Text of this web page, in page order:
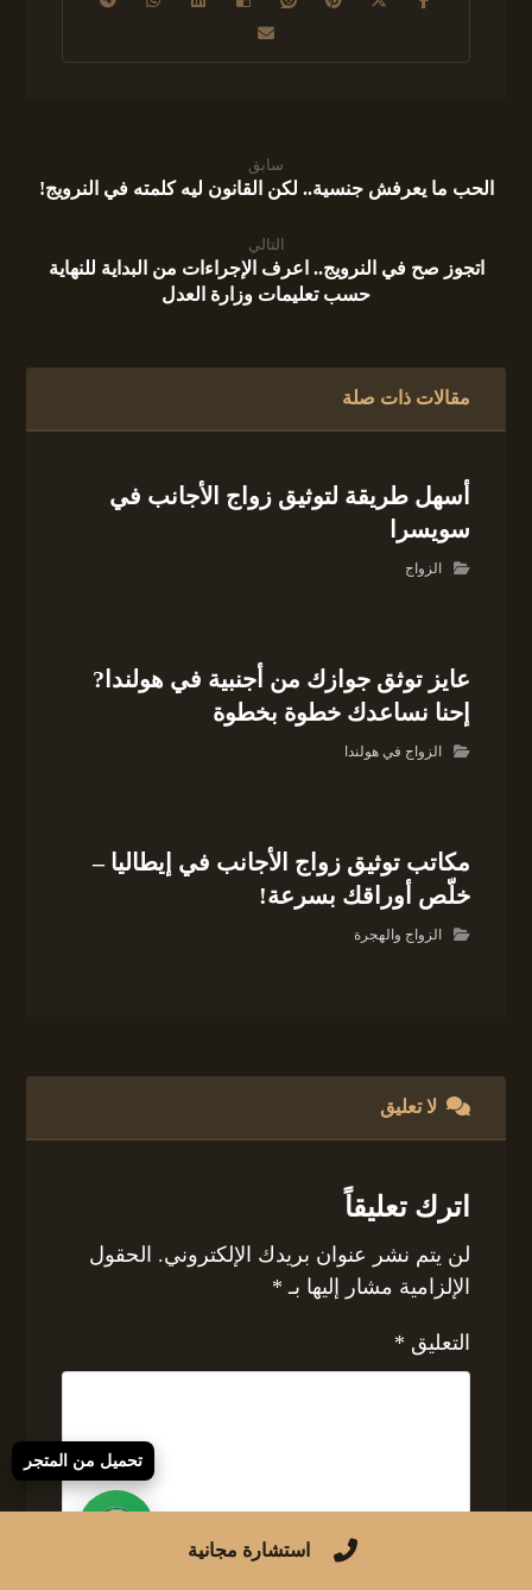
سابق
الحب ما يعرفش جنسية.. لكن القانون ليه كلمته في النرويج!
التالي
اتجوز صح في النرويج.. اعرف الإجراءات من البداية للنهاية
حسب تعليمات وزارة العدل
مقالات ذات صلة
أسهل طريقة لتوثيق زواج الأجانب في
سويسرا
الزواج
عايز توثق جوازك من أجنبية في هولندا?
إحنا نساعدك خطوة بخطوة
الزواج في هولندا
مكاتب توثيق زواج الأجانب في إيطاليا –
خلّص أوراقك بسرعة!
الزواج والهجرة
لا تعليق
اترك تعليقاً
لن يتم نشر عنوان بريدك الإلكتروني. الحقول
الإلزامية مشار إليها بـ *
التعليق *
استشارة مجانية
تحميل من المتجر